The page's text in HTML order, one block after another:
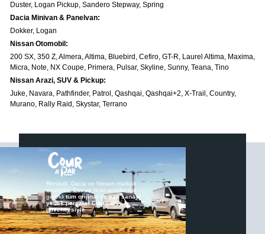
3D baskı teknolojisiyle üretiyor,
©2024 Courpar Otomotiv & Yedek Parça
Duster, Logan Pickup, Sandero Stepway, Spring
Dacia Minivan & Panelvan:
Dokker, Logan
Nissan Otomobil:
200 SX, 350 Z, Almera, Altima, Bluebird, Cefiro, GT-R, Laurel Altima, Maxima,
Micra, Note, NX Coupe, Primera, Pulsar, Skyline, Sunny, Teana, Tino
Nissan Arazi, SUV & Pickup:
Juke, Navara, Pathfinder, Patrol, Qashqai, Qashqai+2, X-Trail, Country,
Murano, Rally Raid, Skystar, Terrano
Renault, Dacia ve Nissan markalı
otomobil, Suv ve ticari araçlar için
gereklitüm orijinal ve yan sanayi
yedek parçalar Courpar
güvencesiyle